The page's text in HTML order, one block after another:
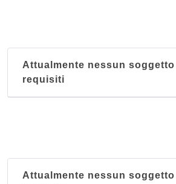
Attualmente nessun
requisiti
Attualmente nessun